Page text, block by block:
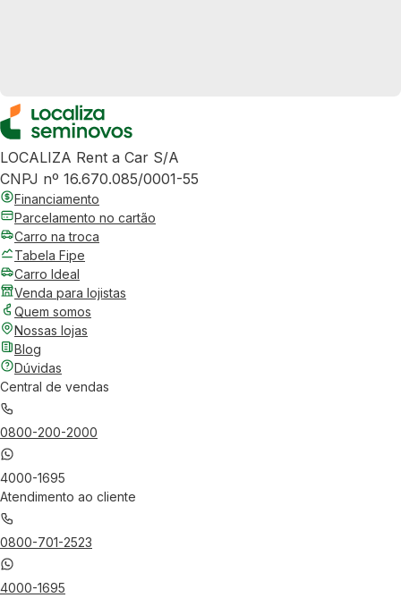
LOCALIZA Rent a Car S/A
CNPJ nº 16.670.085/0001-55
Financiamento
Parcelamento no cartão
Carro na troca
Tabela Fipe
Carro Ideal
Venda para lojistas
Quem somos
Nossas lojas
Blog
Dúvidas
Central de vendas
0800-200-2000
4000-1695
Atendimento ao cliente
0800-701-2523
4000-1695